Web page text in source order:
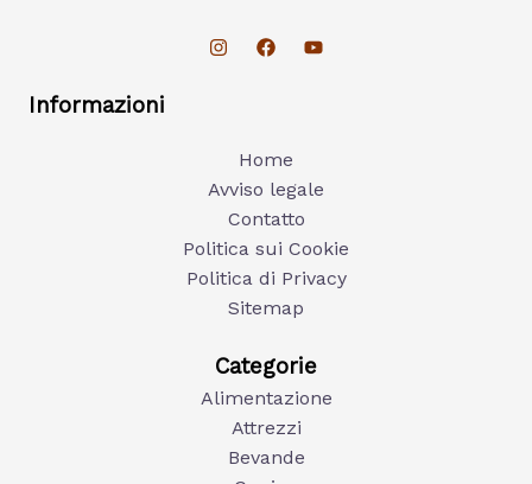
Informazioni
Home
Avviso legale
Contatto
Politica sui Cookie
Politica di Privacy
Sitemap
Categorie
Alimentazione
Attrezzi
Bevande